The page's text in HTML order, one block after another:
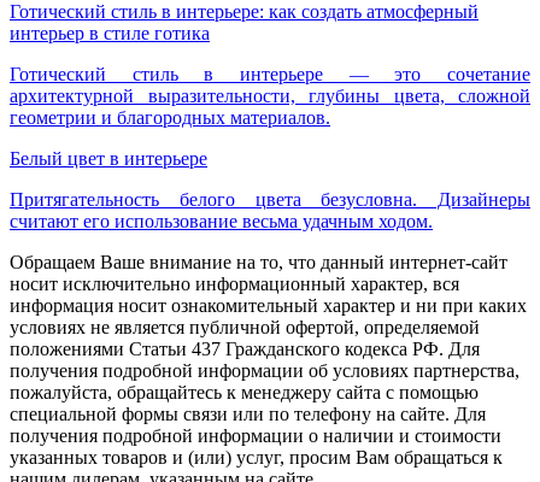
Готический стиль в интерьере: как создать атмосферный
интерьер в стиле готика
Готический стиль в интерьере — это сочетание
архитектурной выразительности, глубины цвета, сложной
геометрии и благородных материалов.
Белый цвет в интерьере
Притягательность белого цвета безусловна. Дизайнеры
считают его использование весьма удачным ходом.
Обращаем Ваше внимание на то, что данный интернет-сайт
носит исключительно информационный характер, вся
информация носит ознакомительный характер и ни при каких
условиях не является публичной офертой, определяемой
положениями Статьи 437 Гражданского кодекса РФ. Для
получения подробной информации об условиях партнерства,
пожалуйста, обращайтесь к менеджеру сайта с помощью
специальной формы связи или по телефону на сайте. Для
получения подробной информации о наличии и стоимости
указанных товаров и (или) услуг, просим Вам обращаться к